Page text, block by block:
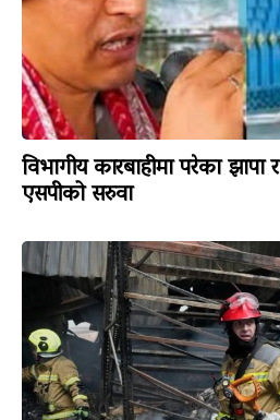
विभागीय कारबाहीमा परेका
एसपीको सरुवा